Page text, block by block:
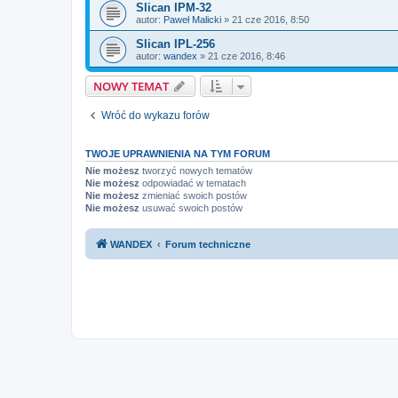
Slican IPM-32
autor: Paweł Malicki » 21 cze 2016, 8:50
Slican IPL-256
autor: wandex » 21 cze 2016, 8:46
NOWY TEMAT
Wróć do wykazu forów
TWOJE UPRAWNIENIA NA TYM FORUM
Nie możesz tworzyć nowych tematów
Nie możesz odpowiadać w tematach
Nie możesz zmieniać swoich postów
Nie możesz usuwać swoich postów
WANDEX Forum techniczne